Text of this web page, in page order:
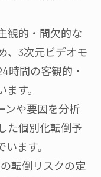
観的・間欠的な
、3次元ビデオモ
時間の客観的・
す。
ンや要因を分析
た個別化転倒予
ます。
転倒リスクの定